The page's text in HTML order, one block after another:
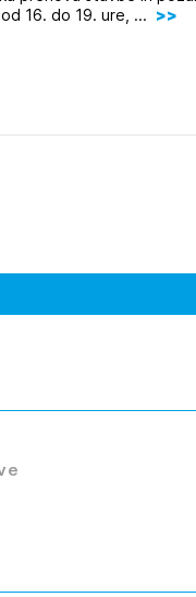
se je potrebno prijaviti.
16. do 19. ure, ...